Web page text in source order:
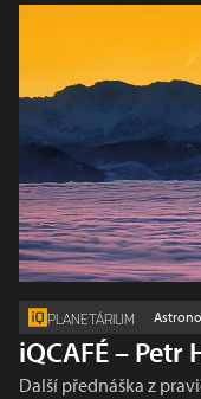
PLANETÁRIUM
iQCAFÉ – Petr
Další přednáška z